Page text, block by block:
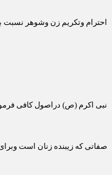
احترام وتکریم زن وشوهر نسبت
نبی اکرم (ص) دراصول کافی
صفاتی که زیبنده زنان است